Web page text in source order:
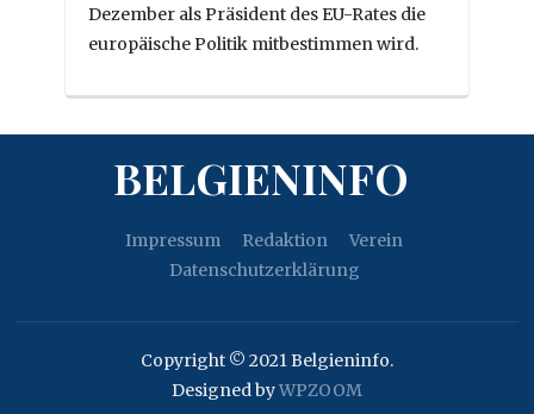
Dezember als Präsident des EU-Rates die
europäische Politik mitbestimmen wird.
BELGIENINFO
Impressum Redaktion
Verein
Datenschutzerklärung
Copyright © 2021 Belgieninfo.
Designed byWPZOOM